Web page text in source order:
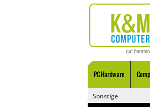
PC Hardware
Sonstige